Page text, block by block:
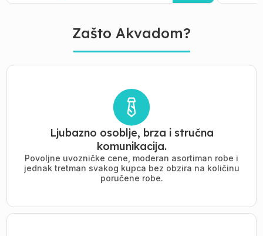
Zašto Akvadom?
Ljubazno osoblje, brza i stručna
komunikacija.
Povoljne uvozničke cene, moderan asortiman robe i
jednak tretman svakog kupca bez obzira na količinu
poručene robe.